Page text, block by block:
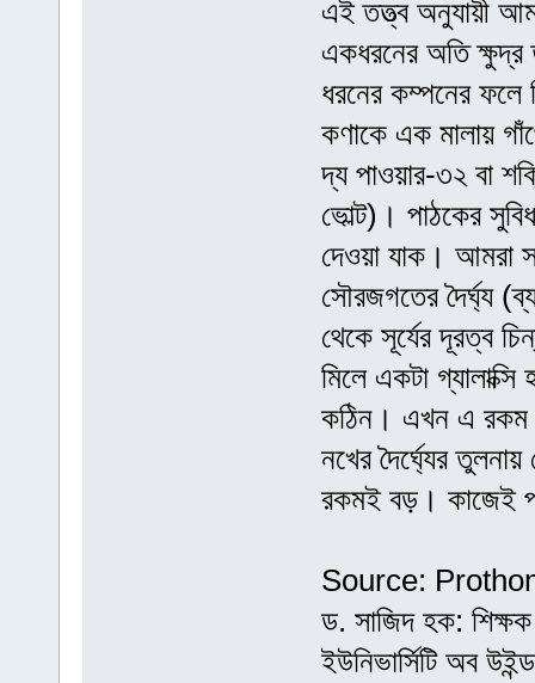
এই তত্ত্ব অনুযায়ী
একধরনের অতি
ধরনের কম্পনের ফলে
কণাকে এক মালায়
দ্য পাওয়ার-৩২ বা
ভোল্ট)। পাঠকের
দেওয়া যাক। আমরা
সৌরজগতের দৈর্ঘ্য
থেকে সূর্যের দূরত্ব
মিলে একটা
কঠিন। এখন এ রকম
নখের দৈর্ঘ্যের
রকমই বড়। কাজেই
Source:
ড. সাজিদ হক:
ইউনিভার্সিটি অব